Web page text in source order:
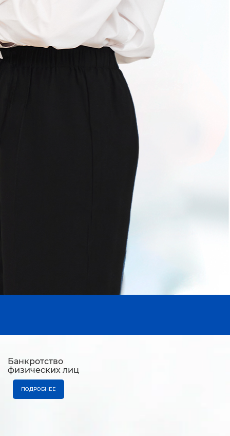
Банкротство
физических лиц
ПОДРОБНЕЕ